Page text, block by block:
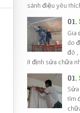
sành điệu yêu
Gia
do
đó ,
ít định sửa chữa
tìm